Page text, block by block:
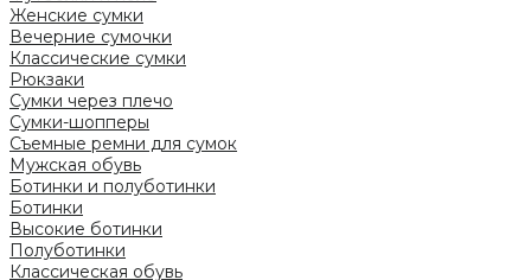
Женские сумки
Вечерние сумочки
Классические сумки
Рюкзаки
Сумки через плечо
Сумки-шопперы
Съемные ремни для сумок
Мужская обувь
Ботинки и полуботинки
Ботинки
Высокие ботинки
Полуботинки
Классическая обувь